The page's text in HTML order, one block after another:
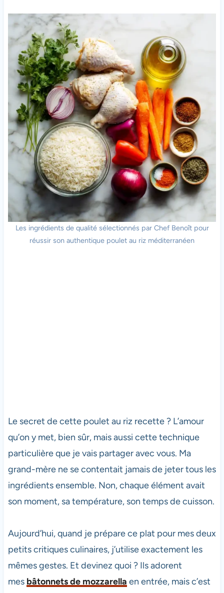
Les ingrédients de qualité sélectionnés par Chef Benoît pour
réussir son authentique poulet au riz méditerranéen
Le secret de cette poulet au riz recette ? L’amour
qu’on y met, bien sûr, mais aussi cette technique
particulière que je vais partager avec vous. Ma
grand-mère ne se contentait jamais de jeter tous les
ingrédients ensemble. Non, chaque élément avait
son moment, sa température, son temps de cuisson.
Aujourd’hui, quand je prépare ce plat pour mes deux
petits critiques culinaires, j’utilise exactement les
mêmes gestes. Et devinez quoi ? Ils adorent
mes bâtonnets de mozzarella en entrée, mais c’est